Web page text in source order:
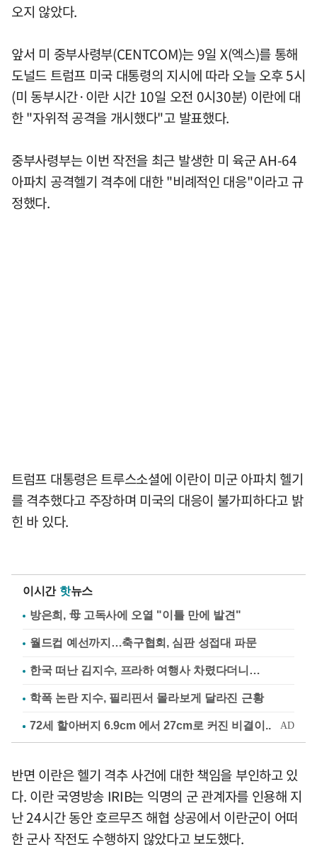
오지 않았다.
앞서 미 중부사령부(CENTCOM)는 9일 X(엑스)를 통해
도널드 트럼프 미국 대통령의 지시에 따라 오늘 오후 5시
(미 동부시간·이란 시간 10일 오전 0시30분) 이란에 대
한 "자위적 공격을 개시했다"고 발표했다.
중부사령부는 이번 작전을 최근 발생한 미 육군 AH-64
아파치 공격헬기 격추에 대한 "비례적인 대응"이라고 규
정했다.
트럼프 대통령은 트루스소셜에 이란이 미군 아파치 헬기
를 격추했다고 주장하며 미국의 대응이 불가피하다고 밝
힌 바 있다.
이시간 핫뉴스
방은희, 母 고독사에 오열 "이틀 만에 발견"
월드컵 예선까지…축구협회, 심판 성접대 파문
한국 떠난 김지수, 프라하 여행사 차렸다더니…
학폭 논란 지수, 필리핀서 몰라보게 달라진 근황
반면 이란은 헬기 격추 사건에 대한 책임을 부인하고 있
다. 이란 국영방송 IRIB는 익명의 군 관계자를 인용해 지
난 24시간 동안 호르무즈 해협 상공에서 이란군이 어떠
한 군사 작전도 수행하지 않았다고 보도했다.